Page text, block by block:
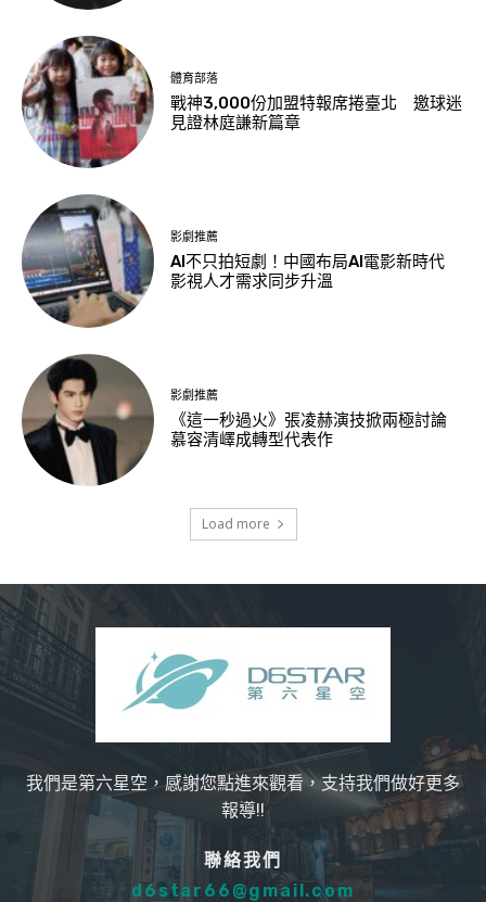
體育部落
戰神3,000份加盟特報席捲臺北 邀球迷
見證林庭謙新篇章
影劇推薦
AI不只拍短劇！中國布局AI電影新時代
影視人才需求同步升溫
影劇推薦
《這一秒過火》張凌赫演技掀兩極討論
慕容清嶧成轉型代表作
Load more
我們是第六星空，感謝您點進來觀看，支持我們做好更多
報導!!
聯絡我們
d6star66@gmail.com